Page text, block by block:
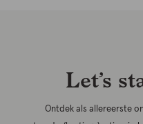
Let’s
Ontdek als allereerste